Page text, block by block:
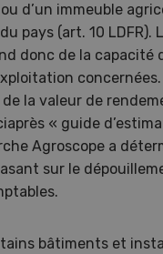
d’un immeuble
pays (art. 10 LDFR).
donc de la capacité
de la valeur de
« guide
Agroscope a
sur le
bâtiments et